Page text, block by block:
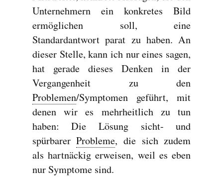
Unternehmern ein konkretes Bild
ermöglichen soll, eine
Standardantwort parat zu haben. An
dieser Stelle, kann ich nur eines sagen,
hat gerade dieses Denken in der
Vergangenheit zu den
Problemen/Symptomen geführt, mit
denen wir es mehrheitlich zu tun
haben: Die Lösung sicht- und
spürbarerProbleme, die sich zudem
als hartnäckig erweisen, weil es eben
nur Symptome sind.